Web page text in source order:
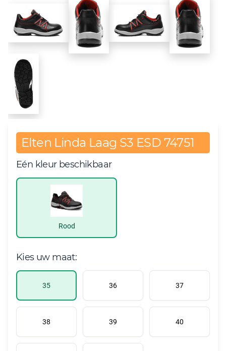
Elten Linda Laag S3 ESD 74751
Eén kleur beschikbaar
Rood
Kies uw maat:
35 36 37
38 39 40